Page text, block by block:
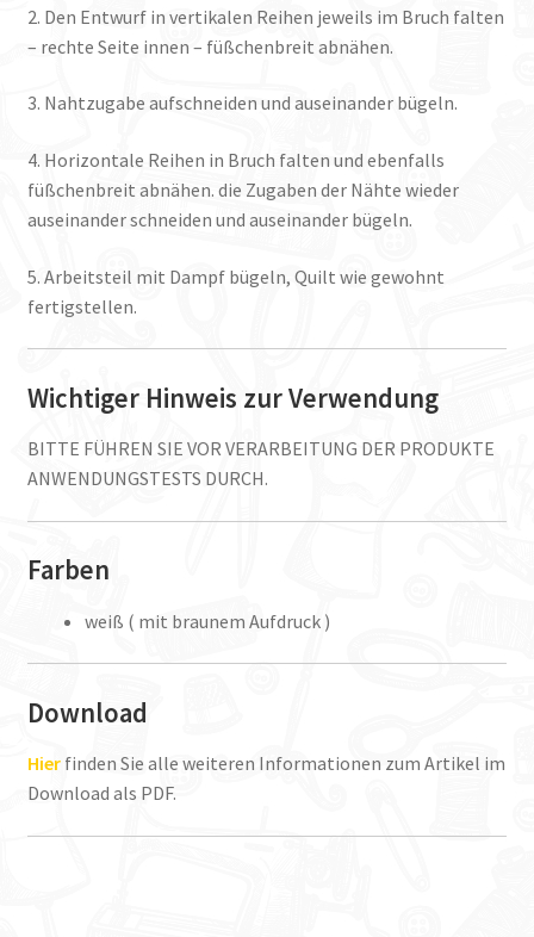
2. Den Entwurf in vertikalen Reihen jeweils im Bruch falten
– rechte Seite innen – füßchenbreit abnähen.
3. Nahtzugabe aufschneiden und auseinander bügeln.
4. Horizontale Reihen in Bruch falten und ebenfalls
füßchenbreit abnähen. die Zugaben der Nähte wieder
auseinander schneiden und auseinander bügeln.
5. Arbeitsteil mit Dampf bügeln, Quilt wie gewohnt
fertigstellen.
Wichtiger Hinweis zur Verwendung
BITTE FÜHREN SIE VOR VERARBEITUNG DER PRODUKTE
ANWENDUNGSTESTS DURCH.
Farben
weiß ( mit braunem Aufdruck )
Download
Hier finden Sie alle weiteren Informationen zum Artikel im
Download als PDF.